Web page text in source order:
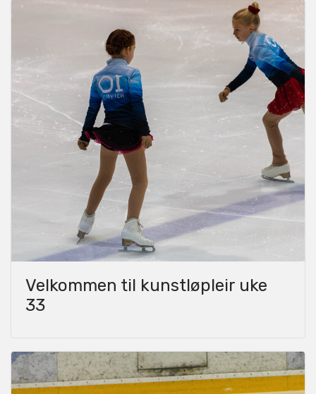
Velkommen til kunstløpleir uke
33